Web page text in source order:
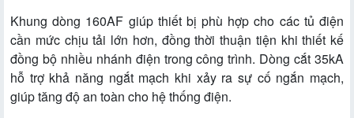
Khung dòng 160AF giúp thiết bị phù hợp cho các tủ điện
cần mức chịu tải lớn hơn, đồng thời thuận tiện khi thiết kế
đồng bộ nhiều nhánh điện trong công trình. Dòng cắt 35kA
hỗ trợ khả năng ngắt mạch khi xảy ra sự cố ngắn mạch,
giúp tăng độ an toàn cho hệ thống điện.